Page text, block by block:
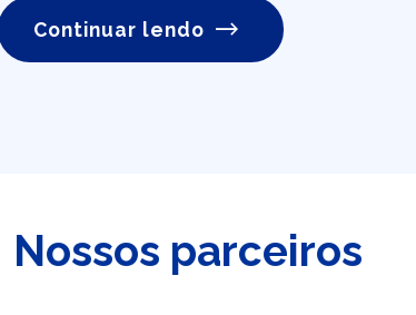
Continuar lendo
Nossos parceiros